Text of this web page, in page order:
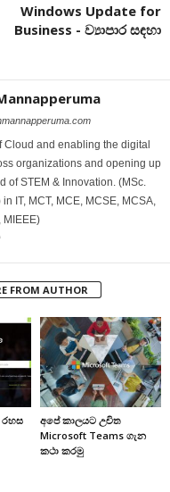
Windows Update for
Business - ව්‍යාපාර සඳහා
Cloud and enabling the digital
organizations and opening up
of STEM & Innovation. (MSc.
IT, MCT, MCE, MCSE, MCSA,
MIEEE)
FROM AUTHOR
රහස
අපේ කාලයට උචිත
‌Microsoft Teams ගැන
කථා කරමු